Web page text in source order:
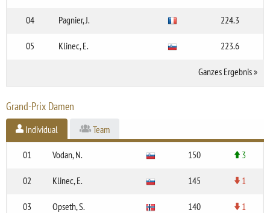
04 Pagnier, J. 224.3
05 Klinec, E. 223.6
Ganzes Ergebnis»
Grand-Prix Damen
Individual Team
01 Vodan, N. 150 3
02 Klinec, E. 145 1
03 Opseth, S. 140 1